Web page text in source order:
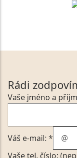
Rádi
Vaše jméno a
Váš e-mail: *
Vaše tel. číslo: